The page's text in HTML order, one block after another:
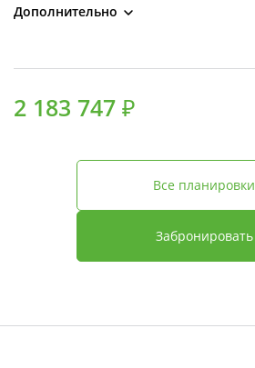
Дополнительно
2 183 747 ₽
Забронировать
Все планировки